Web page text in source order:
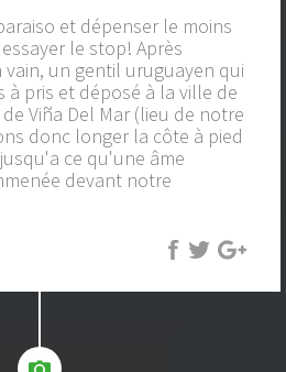
et dépenser le moins
le stop! Après
vain, un gentil uruguayen qui
pris et déposé à la ville de
Viña Del Mar (lieu de notre
donc longer la côte à pied
ce qu'une âme
devant notre